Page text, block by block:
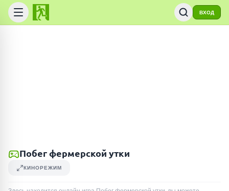
ВХОД
Побег фермерской утки
КИНОРЕЖИМ